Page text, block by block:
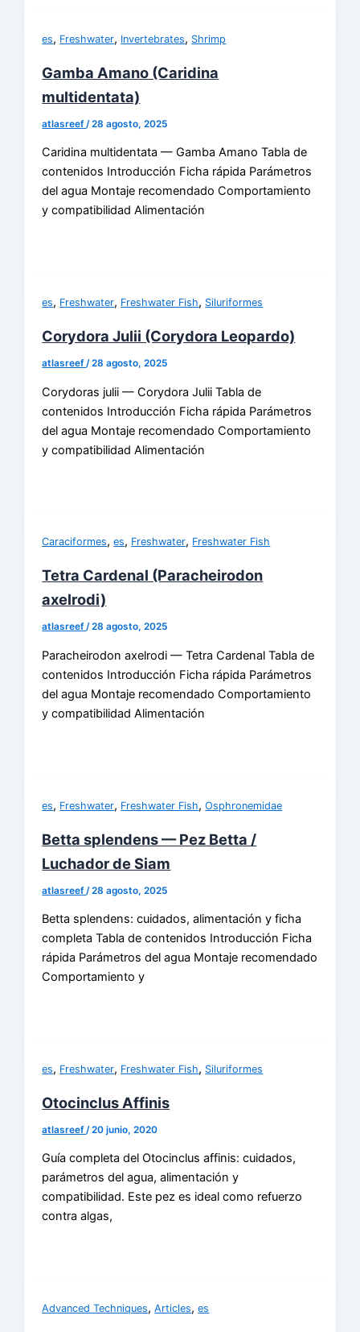
es, Freshwater, Invertebrates, Shrimp
Gamba Amano (Caridina
multidentata)
atlasreef /28 agosto, 2025
Caridina multidentata — Gamba Amano Tabla de
contenidos Introducción Ficha rápida Parámetros
del agua Montaje recomendado Comportamiento
y compatibilidad Alimentación
es, Freshwater, Freshwater Fish, Siluriformes
Corydora Julii (Corydora Leopardo)
atlasreef/28 agosto, 2025
Corydoras julii — Corydora Julii Tabla de
contenidos Introducción Ficha rápida Parámetros
del agua Montaje recomendado Comportamiento
y compatibilidad Alimentación
Caraciformes,es, Freshwater, Freshwater Fish
Tetra Cardenal (Paracheirodon
axelrodi)
atlasreef/28 agosto, 2025
Paracheirodon axelrodi — Tetra Cardenal Tabla de
contenidos Introducción Ficha rápida Parámetros
del agua Montaje recomendado Comportamiento
y compatibilidad Alimentación
es, Freshwater, Freshwater Fish,Osphronemidae
Betta splendens — Pez Betta /
Luchador de Siam
atlasreef /28 agosto, 2025
Betta splendens: cuidados, alimentación y ficha
completa Tabla de contenidos Introducción Ficha
rápida Parámetros del agua Montaje recomendado
Comportamiento y
es, Freshwater, Freshwater Fish, Siluriformes
Otocinclus Affinis
atlasreef/20 junio, 2020
Guía completa del Otocinclus affinis: cuidados,
parámetros del agua, alimentación y
compatibilidad. Este pez es ideal como refuerzo
contra algas,
Advanced Techniques,Articles,es